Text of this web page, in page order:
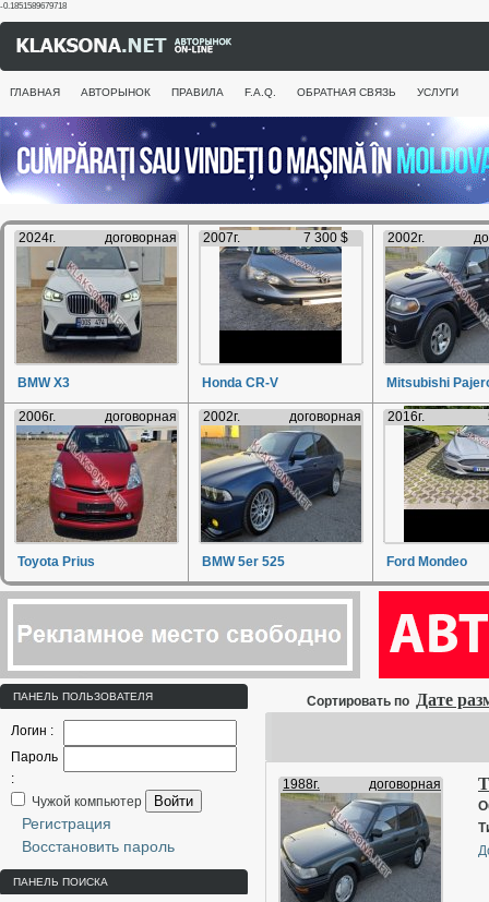
-0.1851589679718
ГЛАВНАЯ АВТОРЫНОК ПРАВИЛА F.A.Q. ОБРАТНАЯ СВЯЗЬ УСЛУГИ
2024г. договорная
BMW X3
2007г. 7 300 $
Honda CR-V
2002г.
Mitsubishi
2006г. договорная
Toyota Prius
2002г. договорная
BMW 5er 525
2016г.
Ford Mondeo
ПАНЕЛЬ ПОЛЬЗОВАТЕЛЯ
Логин :
Пароль
:
Чужой компьютер
Войти
Регистрация
Восстановить пароль
ПАНЕЛЬ ПОИСКА
Сортировать по Дате
1988г. договорная